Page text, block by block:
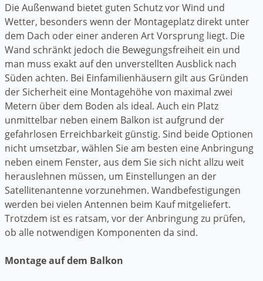
Die Außenwand bietet guten Schutz vor Wind und
Wetter, besonders wenn der Montageplatz direkt unter
dem Dach oder einer anderen Art Vorsprung liegt. Die
Wand schränkt jedoch die Bewegungsfreiheit ein und
man muss exakt auf den unverstellten Ausblick nach
Süden achten. Bei Einfamilienhäusern gilt aus Gründen
der Sicherheit eine Montagehöhe von maximal zwei
Metern über dem Boden als ideal. Auch ein Platz
unmittelbar neben einem Balkon ist aufgrund der
gefahrlosen Erreichbarkeit günstig. Sind beide Optionen
nicht umsetzbar, wählen Sie am besten eine Anbringung
neben einem Fenster, aus dem Sie sich nicht allzu weit
herauslehnen müssen, um Einstellungen an der
Satellitenantenne vorzunehmen. Wandbefestigungen
werden bei vielen Antennen beim Kauf mitgeliefert.
Trotzdem ist es ratsam, vor der Anbringung zu prüfen,
ob alle notwendigen Komponenten da sind.
Montage auf dem Balkon